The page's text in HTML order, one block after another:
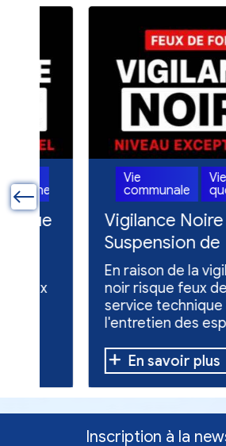
communale
Vigilance Noire -
Suspension de
l'entretien des
espaces verts
En raison de la vigilance
noir risque feux de
service technique
l'entretien des espaces
En savoir plus
Inscription à la